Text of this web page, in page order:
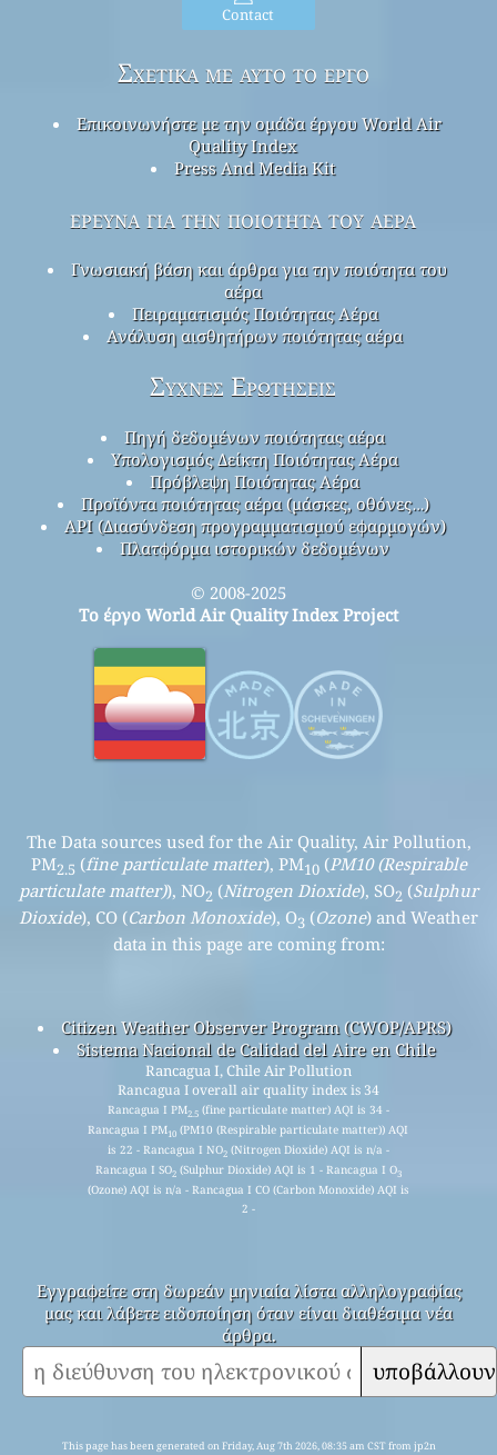
Contact
Σχετικά με αυτό το έργο
Επικοινωνήστε με την ομάδα έργου World Air
Quality Index
Press And Media Kit
έρευνα για την ποιότητα του αέρα
Γνωσιακή βάση και άρθρα για την ποιότητα του
αέρα
Πειραματισμός Ποιότητας Αέρα
Ανάλυση αισθητήρων ποιότητας αέρα
Συχνές Ερωτήσεις
Πηγή δεδομένων ποιότητας αέρα
Υπολογισμός Δείκτη Ποιότητας Αέρα
Πρόβλεψη Ποιότητας Αέρα
Προϊόντα ποιότητας αέρα (μάσκες, οθόνες…)
API (Διασύνδεση προγραμματισμού εφαρμογών)
Πλατφόρμα ιστορικών δεδομένων
© 2008-2025
Το έργο World Air Quality Index Project
The Data sources used for the Air Quality, Air Pollution,
PM2.5 (fine particulate matter), PM10(PM10 (Respirable
particulate matter)), NO2 (Nitrogen Dioxide), SO2 (Sulphur
Dioxide), CO (Carbon Monoxide), O3 (Ozone) and Weather
data in this page are coming from:
Citizen Weather Observer Program (CWOP/APRS)
Sistema Nacional de Calidad del Aire en Chile
Rancagua I, Chile Air Pollution
Rancagua I overall air quality index is 34
Rancagua I PM2.5(fine particulate matter) AQI is 34 -
Rancagua I PM10 (PM10 (Respirable particulate matter)) AQI
is 22 - Rancagua I NO2(Nitrogen Dioxide) AQI is n/a -
Rancagua I SO2(Sulphur Dioxide) AQI is 1 - Rancagua I O3
(Ozone) AQI is n/a - Rancagua I CO (Carbon Monoxide) AQI is
2 -
Εγγραφείτε στη δωρεάν μηνιαία λίστα αλληλογραφίας
μας και λάβετε ειδοποίηση όταν είναι διαθέσιμα νέα
άρθρα.
υποβάλλουν
This page has been generated on Friday, Aug 7th 2026, 08:35 am CST from jp2n